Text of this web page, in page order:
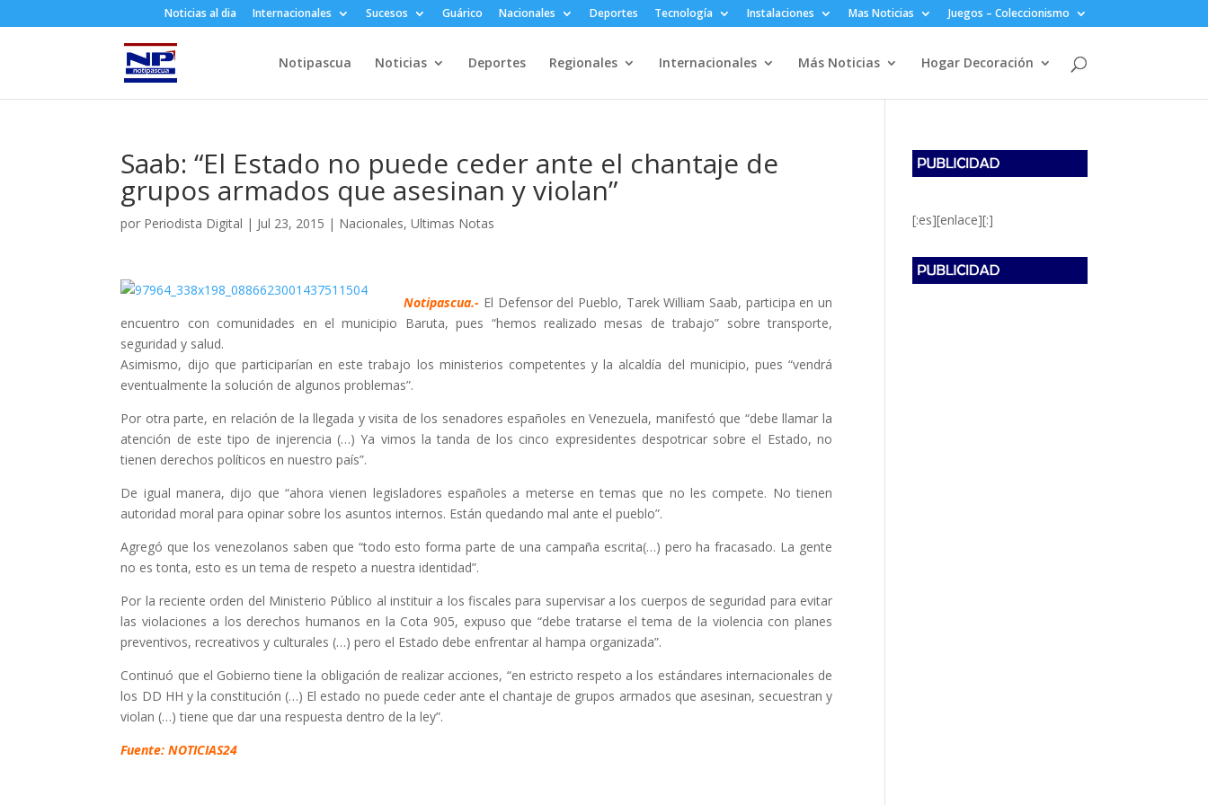
Noticias al dia Internacionales Sucesos Guárico Nacionales Deportes Tecnología Instalaciones Mas Noticias Juegos – Coleccionismo
Notipascua Noticias Deportes Regionales Internacionales Más Noticias Hogar Decoración
Saab: “El Estado no puede ceder ante el chantaje de
grupos armados que asesinan y violan”
por Periodista Digital | Jul 23, 2015 | Nacionales,Ultimas Notas
Notipascua.- El Defensor del Pueblo, Tarek William Saab, participa en un
encuentro con comunidades en el municipio Baruta, pues “hemos realizado mesas de trabajo” sobre transporte,
seguridad y salud.
Asimismo, dijo que participarían en este trabajo los ministerios competentes y la alcaldía del municipio, pues “vendrá
eventualmente la solución de algunos problemas”.
Por otra parte, en relación de la llegada y visita de los senadores españoles en Venezuela, manifestó que “debe llamar la
atención de este tipo de injerencia (…) Ya vimos la tanda de los cinco expresidentes despotricar sobre el Estado, no
tienen derechos políticos en nuestro país”.
De igual manera, dijo que “ahora vienen legisladores españoles a meterse en temas que no les compete. No tienen
autoridad moral para opinar sobre los asuntos internos. Están quedando mal ante el pueblo”.
Agregó que los venezolanos saben que “todo esto forma parte de una campaña escrita(…) pero ha fracasado. La gente
no es tonta, esto es un tema de respeto a nuestra identidad”.
Por la reciente orden del Ministerio Público al instituir a los fiscales para supervisar a los cuerpos de seguridad para evitar
las violaciones a los derechos humanos en la Cota 905, expuso que “debe tratarse el tema de la violencia con planes
preventivos, recreativos y culturales (…) pero el Estado debe enfrentar al hampa organizada”.
Continuó que el Gobierno tiene la obligación de realizar acciones, “en estricto respeto a los estándares internacionales de
los DD HH y la constitución (…) El estado no puede ceder ante el chantaje de grupos armados que asesinan, secuestran y
violan (…) tiene que dar una respuesta dentro de la ley”.
Fuente: NOTICIAS24
[:es][enlace][:]